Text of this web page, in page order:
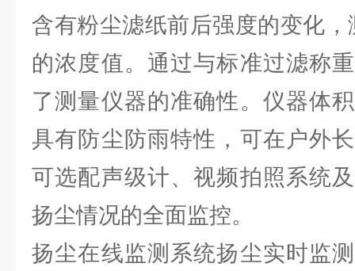
含有粉尘滤纸前后强度的变化
的浓度值。通过与标准过滤称
了测量仪器的准确性。仪器体
具有防尘防雨特性，可在户外
可选配声级计、视频拍照系统
扬尘情况的全面监控。
扬尘在线监测系统扬尘实时监